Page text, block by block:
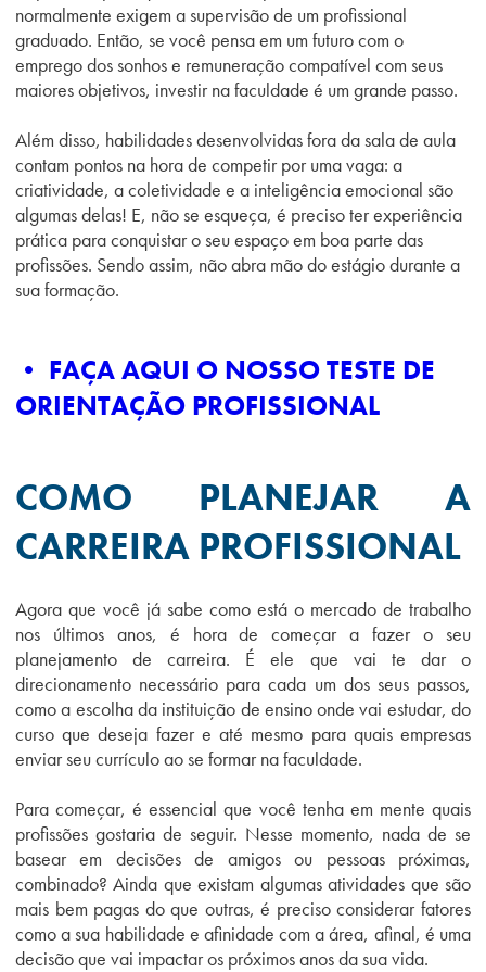
normalmente exigem a supervisão de um profissional
graduado. Então, se você pensa em um futuro com o
emprego dos sonhos e remuneração compatível com seus
maiores objetivos, investir na faculdade é um grande passo.
Além disso, habilidades desenvolvidas fora da sala de aula
contam pontos na hora de competir por uma vaga: a
criatividade, a coletividade e a inteligência emocional são
algumas delas! E, não se esqueça, é preciso ter experiência
prática para conquistar o seu espaço em boa parte das
profissões. Sendo assim, não abra mão do estágio durante a
sua formação.
• FAÇA AQUI O NOSSO TESTE DE
ORIENTAÇÃO PROFISSIONAL
COMO PLANEJAR A
CARREIRA PROFISSIONAL
Agora que você já sabe como está o mercado de trabalho
nos últimos anos, é hora de começar a fazer o seu
planejamento de carreira. É ele que vai te dar o
direcionamento necessário para cada um dos seus passos,
como a escolha da instituição de ensino onde vai estudar, do
curso que deseja fazer e até mesmo para quais empresas
enviar seu currículo ao se formar na faculdade.
Para começar, é essencial que você tenha em mente quais
profissões gostaria de seguir. Nesse momento, nada de se
basear em decisões de amigos ou pessoas próximas,
combinado? Ainda que existam algumas atividades que são
mais bem pagas do que outras, é preciso considerar fatores
como a sua habilidade e afinidade com a área, afinal, é uma
decisão que vai impactar os próximos anos da sua vida.